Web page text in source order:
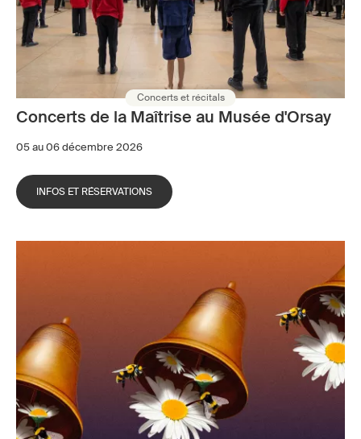
Concerts et récitals
Concerts de la Maîtrise au Musée d'Orsay
05 au 06 décembre 2026
INFOS ET RÉSERVATIONS